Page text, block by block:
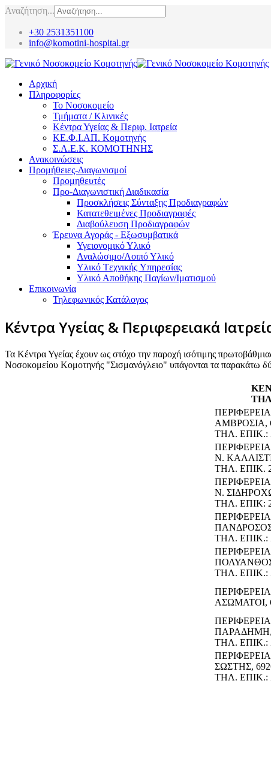
Αναζήτηση...
+30 2531351100
info@komotini-hospital.gr
Αρχική
Πληροφορίες
Το Νοσοκομείο
Τμήματα / Κλινικές
Κέντρα Υγείας & Περιφ. Ιατρεία
ΚΕ.Φ.Ι.ΑΠ. Κομοτηνής
Σ.Α.Ε.Κ. ΚΟΜΟΤΗΝΗΣ
Ανακοινώσεις
Προμήθειες-Διαγωνισμοί
Προμηθευτές
Προ-Διαγωνιστική Διαδικασία
Προσκλήσεις Σύνταξης Προδιαγραφών
Κατατεθειμένες Προδιαγραφές
Διαβούλευση Προδιαγραφών
Έρευνα Αγοράς - Εξωσυμβατικά
Υγειονομικό Υλικό
Αναλώσιμο/Λοιπό Υλικό
Υλικό Tεχνικής Yπηρεσίας
Υλικό Αποθήκης Παγίων/Ιματισμού
Επικοινωνία
Τηλεφωνικός Κατάλογος
Κέντρα Υγείας & Περιφερειακά
Τα Κέντρα Υγείας έχουν ως στόχο την παροχή ισότιμης
Νοσοκομείου Κομοτηνής "Σισμανόγλειο" υπάγονται τα παρακάτω
ΑΜΒΡΟΣΙΑ,
ΤΗΛ. ΕΠΙΚ.:
Ν.
ΤΗΛ. ΕΠΙΚ.
Ν.
ΤΗΛ. ΕΠΙΚ:
ΠΑΝΔΡΟΣΟΣ
ΤΗΛ. ΕΠΙΚ.:
ΤΗΛ. ΕΠΙΚ.:
ΑΣΩΜΑΤΟΙ,
ΠΑΡΑΔΗΜΗ,
ΤΗΛ. ΕΠΙΚ.:
ΣΩΣΤΗΣ,
ΤΗΛ. ΕΠΙΚ.: